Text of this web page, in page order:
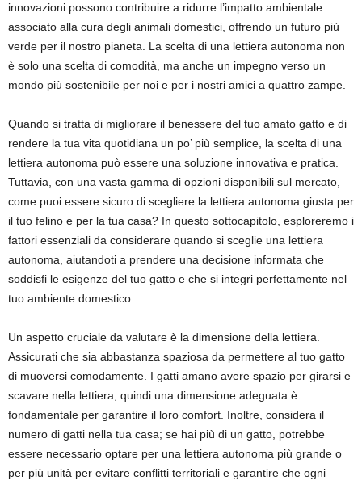
innovazioni possono contribuire a ridurre l’impatto ambientale
associato alla cura degli animali domestici, offrendo un futuro più
verde per il nostro pianeta. La scelta di una lettiera autonoma non
è solo una scelta di comodità, ma anche un impegno verso un
mondo più sostenibile per noi e per i nostri amici a quattro zampe.
Quando si tratta di migliorare il benessere del tuo amato gatto e di
rendere la tua vita quotidiana un po’ più semplice, la scelta di una
lettiera autonoma può essere una soluzione innovativa e pratica.
Tuttavia, con una vasta gamma di opzioni disponibili sul mercato,
come puoi essere sicuro di scegliere la lettiera autonoma giusta per
il tuo felino e per la tua casa? In questo sottocapitolo, esploreremo i
fattori essenziali da considerare quando si sceglie una lettiera
autonoma, aiutandoti a prendere una decisione informata che
soddisfi le esigenze del tuo gatto e che si integri perfettamente nel
tuo ambiente domestico.
Un aspetto cruciale da valutare è la dimensione della lettiera.
Assicurati che sia abbastanza spaziosa da permettere al tuo gatto
di muoversi comodamente. I gatti amano avere spazio per girarsi e
scavare nella lettiera, quindi una dimensione adeguata è
fondamentale per garantire il loro comfort. Inoltre, considera il
numero di gatti nella tua casa; se hai più di un gatto, potrebbe
essere necessario optare per una lettiera autonoma più grande o
per più unità per evitare conflitti territoriali e garantire che ogni